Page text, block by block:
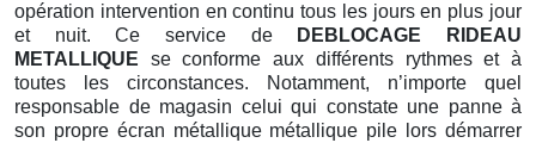
opération intervention en continu tous les jours en plus jour
et nuit. Ce service de
DEBLOCAGE RIDEAU
METALLIQUE se conforme aux différents rythmes et à
toutes les circonstances. Notamment, n’importe quel
responsable de magasin celui qui constate une panne à
son propre écran métallique métallique pile lors démarrer